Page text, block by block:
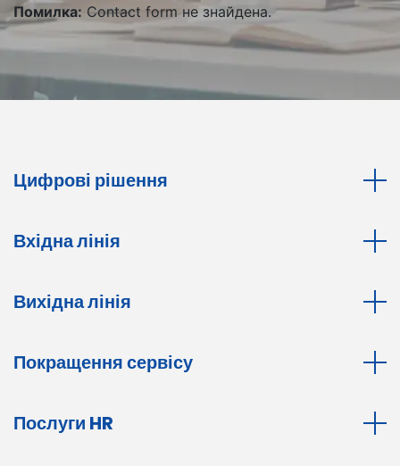
Помилка: Contact form не знайдена.
Цифрові рішення
Вхідна лінія
Вихідна лінія
Покращення сервісу
Послуги HR